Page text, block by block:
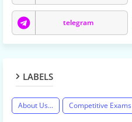
telegram
LABELS
About Us... Competitive Exams